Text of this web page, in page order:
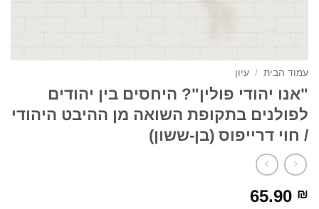
עמוד הבית / עיון
"אנו יהודי פולין"? היחסים בין יהודים
לפולנים בתקופת השואה מן ההיבט היהודי
/ חוי דרייפוס (בן-ששון)
65.90 ₪